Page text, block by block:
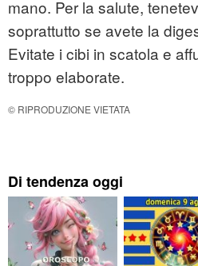
mano. Per la salute,
soprattutto se avete la
Evitate i cibi in scatola e
troppo elaborate.
© RIPRODUZIONE VIETATA
Di tendenza oggi